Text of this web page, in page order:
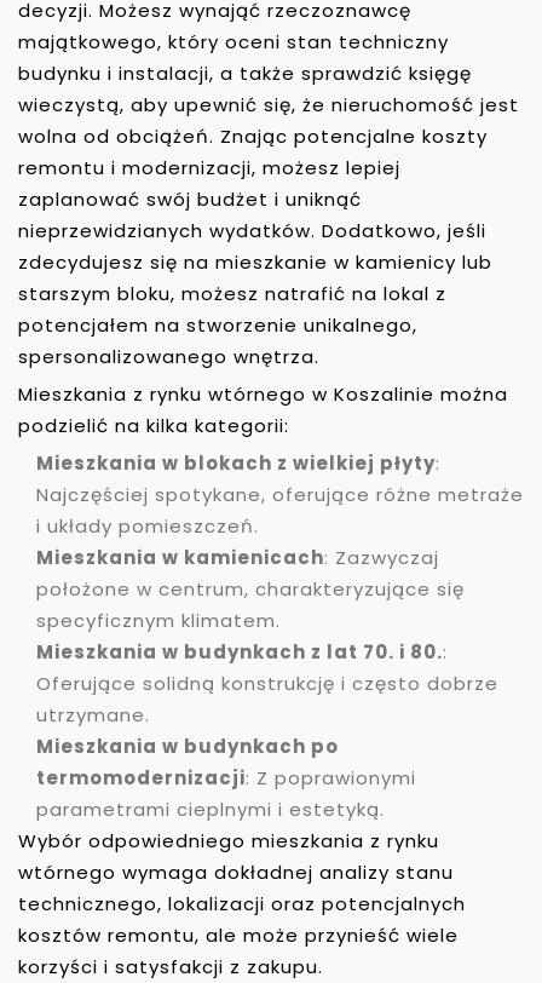
decyzji. Możesz wynająć rzeczoznawcę
majątkowego, który oceni stan techniczny
budynku i instalacji, a także sprawdzić księgę
wieczystą, aby upewnić się, że nieruchomość jest
wolna od obciążeń. Znając potencjalne koszty
remontu i modernizacji, możesz lepiej
zaplanować swój budżet i uniknąć
nieprzewidzianych wydatków. Dodatkowo, jeśli
zdecydujesz się na mieszkanie w kamienicy lub
starszym bloku, możesz natrafić na lokal z
potencjałem na stworzenie unikalnego,
spersonalizowanego wnętrza.
Mieszkania z rynku wtórnego w Koszalinie można
podzielić na kilka kategorii:
Mieszkania w blokach z wielkiej płyty:
Najczęściej spotykane, oferujące różne metraże
i układy pomieszczeń.
Mieszkania w kamienicach: Zazwyczaj
położone w centrum, charakteryzujące się
specyficznym klimatem.
Mieszkania w budynkach z lat 70. i 80.:
Oferujące solidną konstrukcję i często dobrze
utrzymane.
Mieszkania w budynkach po
termomodernizacji: Z poprawionymi
parametrami cieplnymi i estetyką.
Wybór odpowiedniego mieszkania z rynku
wtórnego wymaga dokładnej analizy stanu
technicznego, lokalizacji oraz potencjalnych
kosztów remontu, ale może przynieść wiele
korzyści i satysfakcji z zakupu.